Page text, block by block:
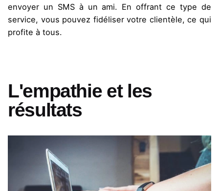
envoyer un SMS à un ami. En offrant ce type de
service, vous pouvez fidéliser votre clientèle, ce qui
profite à tous.
L'empathie et les
résultats